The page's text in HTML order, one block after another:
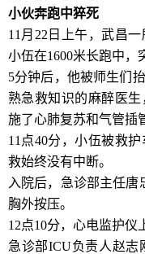
小伙奔跑中猝死
11月22日上午，武昌
小伍在1600米长跑中，
5分钟后，他被师生们
熟急救知识的麻醉医
施了心肺复苏和气管插
11点40分，小伍被救
救始终没有中断。
入院后，急诊部主任
胸外按压。
12点10分，心电监护仪
急诊部ICU负责人赵志